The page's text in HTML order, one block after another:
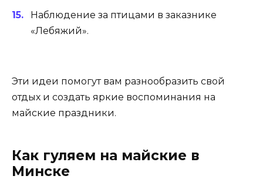
Наблюдение за птицами в заказнике
«Лебяжий».
Эти идеи помогут вам разнообразить свой
отдых и создать яркие воспоминания на
майские праздники.
Как гуляем на майские в
Минске